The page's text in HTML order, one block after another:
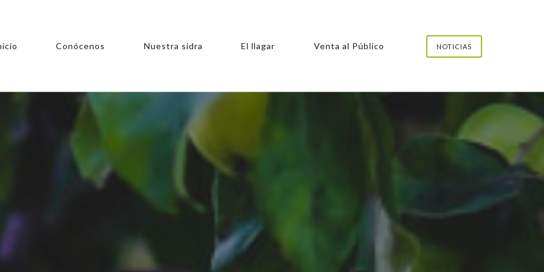
Conócenos Nuestra sidra El llagar Venta al Público NOTICIAS